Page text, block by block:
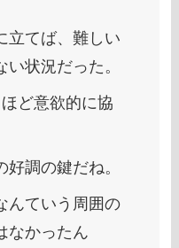
立てば、難しい
状況だった。
ど意欲的に協
調の鍵だね。
んていう周囲の
なかったん